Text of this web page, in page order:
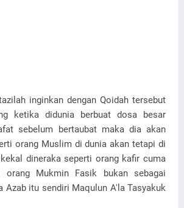
inginkan dengan Qoidah tersebut
ketika didunia berbuat dosa besar
sebelum bertaubat maka dia akan
orang Muslim di dunia akan tetapi di
dineraka seperti orang kafir cuma
orang Mukmin Fasik bukan sebagai
Azab itu sendiri Maqulun A'la Tasyakuk